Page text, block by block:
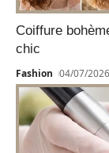
Coiffure
chic
Fashion 04/07/2026